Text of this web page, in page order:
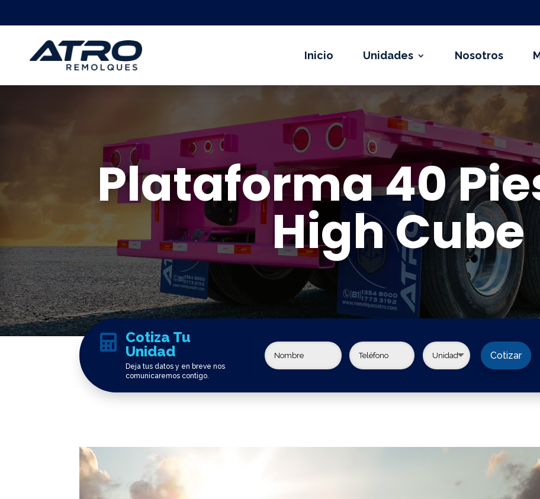
Inicio Unidades Nosotros
Plataforma 40
High Cube

Cotiza Tu
Unidad
Deja tus datos y en breve nos
comunicaremos contigo.
Cotizar